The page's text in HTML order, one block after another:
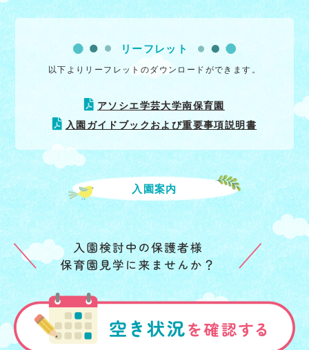
リーフレット
以下よりリーフレットのダウンロードができます。
アソシエ学芸大学南保育園
入園ガイドブックおよび重要事項説明書
入園案内